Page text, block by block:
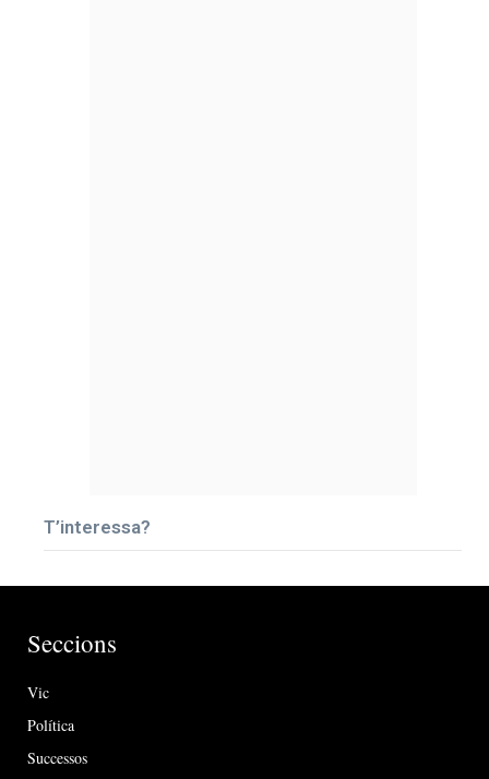
T’interessa?
Seccions
Vic
Política
Successos